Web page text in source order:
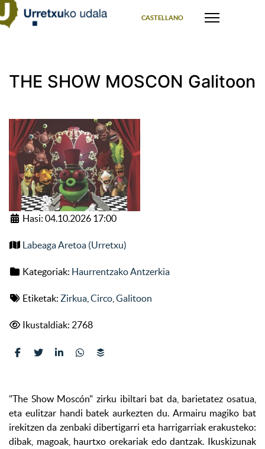
CASTELLANO
THE SHOW MOSCON Galitoon
Hasi: 04.10.2026 17:00
Labeaga Aretoa (Urretxu)
Kategoriak: Haurrentzako Antzerkia
Etiketak: Zirkua Circo Galitoon
Ikustaldiak: 2768
"The Show Moscón" zirku ibiltari bat da, barietatez osatua,
eta eulitzar handi batek aurkezten du. Armairu magiko bat
irekitzen da zenbaki dibertigarri eta harrigarriak erakusteko:
dibak, magoak, haurtxo orekariak edo dantzak. Ikuskizunak